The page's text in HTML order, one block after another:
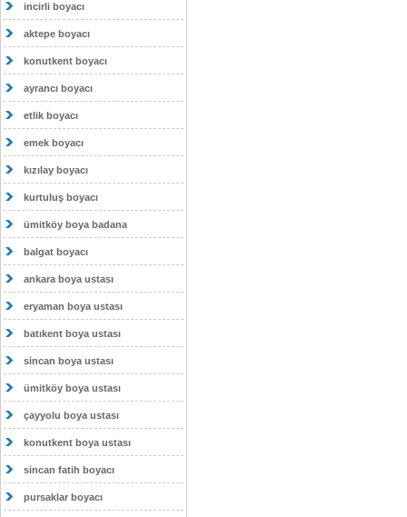
incirli boyacı
aktepe boyacı
konutkent boyacı
ayrancı boyacı
etlik boyacı
emek boyacı
kızılay boyacı
kurtuluş boyacı
ümitköy boya badana
balgat boyacı
ankara boya ustası
eryaman boya ustası
batıkent boya ustası
sincan boya ustası
ümitköy boya ustası
çayyolu boya ustası
konutkent boya ustası
sincan fatih boyacı
pursaklar boyacı